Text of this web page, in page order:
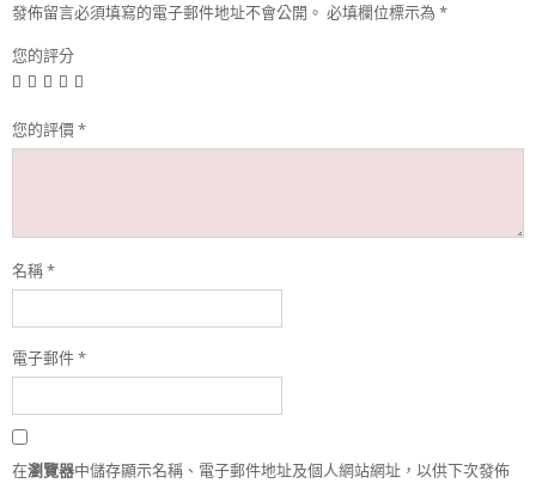
發佈留言必須填寫的電子郵件地址不會公開。 必填欄位標示為 *
您的評分
您的評價*
名稱*
電子郵件*
在瀏覽器中儲存顯示名稱、電子郵件地址及個人網站網址，以供下次發佈